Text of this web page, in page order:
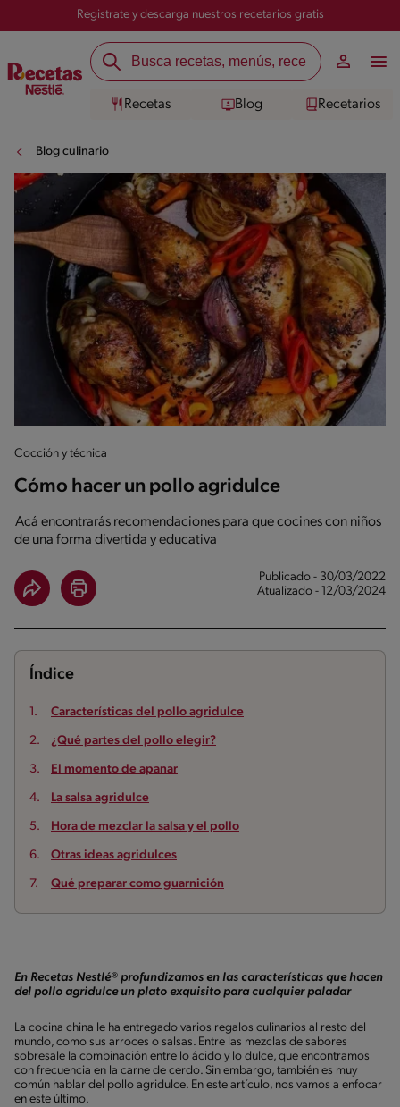
Registrate y descarga nuestros recetarios gratis
Recetas Blog Recetarios
Blog culinario
Cocción y técnica
Cómo hacer un pollo agridulce
Acá encontrarás recomendaciones para que cocines con niños
de una forma divertida y educativa
Publicado - 30/03/2022
Atualizado - 12/03/2024
Índice
Características del pollo agridulce
¿Qué partes del pollo elegir?
El momento de apanar
La salsa agridulce
Hora de mezclar la salsa y el pollo
Otras ideas agridulces
Qué preparar como guarnición
En Recetas Nestlé® profundizamos en las características que hacen
del pollo agridulce un plato exquisito para cualquier paladar
La cocina china le ha entregado varios regalos culinarios al resto del
mundo, como sus arroces o salsas. Entre las mezclas de sabores
sobresale la combinación entre lo ácido y lo dulce, que encontramos
con frecuencia en la carne de cerdo. Sin embargo, también es muy
común hablar del pollo agridulce. En este artículo, nos vamos a enfocar
en este último.